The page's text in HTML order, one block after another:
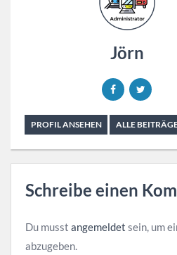
Jörn
PROFIL ANSEHEN ALLE
Schreibe einen
Du musst angemeldet sein, um
abzugeben.